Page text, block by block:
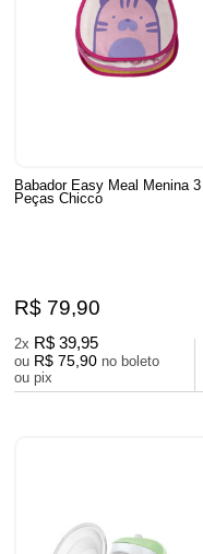
Babador Easy Meal Menina 3
Peças Chicco
R$ 79,90
2x R$ 39,95
ou R$ 75,90 no boleto
ou pix